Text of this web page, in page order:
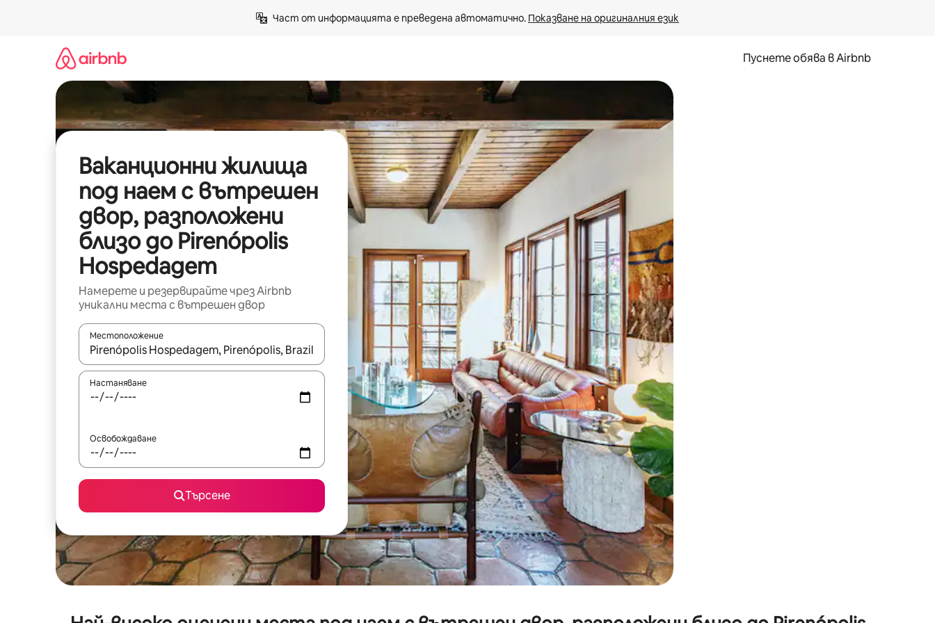
Част от информацията е преведена автоматично. Показване на оригиналния език
Пуснете обява в Airbnb
Ваканционни жилища
под наем с вътрешен
двор, разположени
близо до Pirenópolis
Hospedagem
Намерете и резервирайте чрез Airbnb
уникални места с вътрешен двор
Местоположение
Когато резултатите се покажат, използвайте клавишите със стрелки нагоре и надолу или навигирайте с докосване или плъзгане.
Настаняване
Освобождаване
Търсене